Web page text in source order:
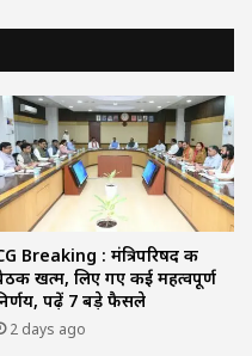
Breaking : मंत्रिपरिषद की
खत्म, लिए गए कई महत्वपूर्ण
पढ़ें 7 बड़े फैसले
2 days ago